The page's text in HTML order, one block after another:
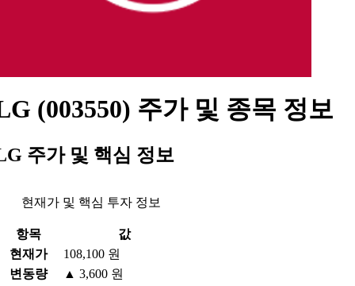
(003550) 주가 및 종목 정보
주가 및 핵심 정보
현재가 및 핵심 투자 정보
항목
값
현재가
108,100 원
변동량
▲ 3,600 원